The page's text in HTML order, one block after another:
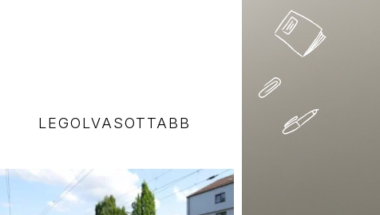
LEGOLVASOTTABB